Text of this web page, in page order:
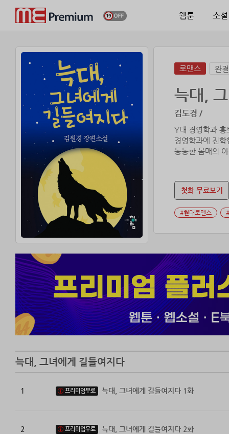
웹툰 소설
로맨스 완결
늑대,
김도경 /
Y대 경영학과 홍
경영학과에 진
통통한 몸매의
첫화 무료보기
#현대로맨스
늑대, 그녀에게 길들여지다
1 프리미엄무료 늑대, 그녀에게 길들여지다 1화
2 프리미엄무료 늑대, 그녀에게 길들여지다 2화